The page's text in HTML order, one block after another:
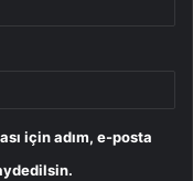
için adım, e-posta